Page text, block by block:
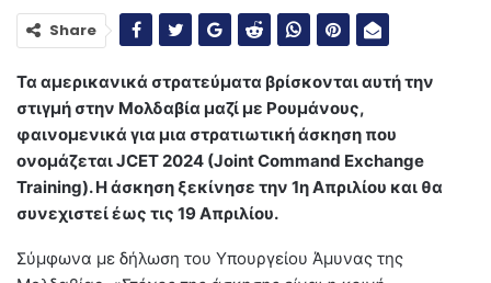
Share
Τα αμερικανικά στρατεύματα βρίσκονται αυτή την
στιγμή στην Μολδαβία μαζί με Ρουμάνους,
φαινομενικά για μια στρατιωτική άσκηση που
ονομάζεται JCET 2024 (Joint Command Exchange
Training). Η άσκηση ξεκίνησε την 1η Απριλίου και θα
συνεχιστεί έως τις 19 Απριλίου.
Σύμφωνα με δήλωση του Υπουργείου Άμυνας της